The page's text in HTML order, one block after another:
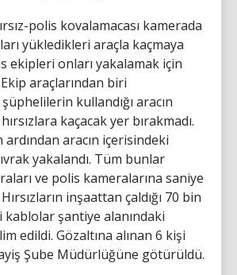
polis kovalamacası kamerada
yükledikleri araçla kaçmaya
ekipleri onları yakalamak için
araçlarından biri
kullandığı aracın
kaçacak yer bırakmadı.
ardından aracın içerisindeki
yakalandı. Tüm bunlar
ve polis kameralarına saniye
inşaattan çaldığı 70 bin
kablolar şantiye alanındaki
edildi. Gözaltına alınan 6 kişi
Şube Müdürlüğüne götürüldü.